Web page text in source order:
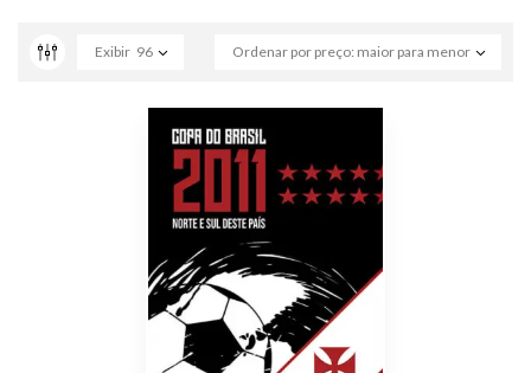
Ordenar por preço: maior para menor
Exibir 96